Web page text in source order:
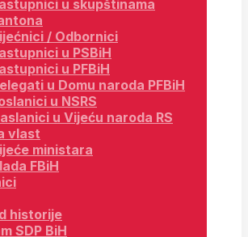
u skupštinama
/ Odbornici
u PSBiH
u PFBiH
u Domu naroda PFBiH
u NSRS
u Vijeću naroda RS
vlast
ministara
FBiH
historije
SDP BiH